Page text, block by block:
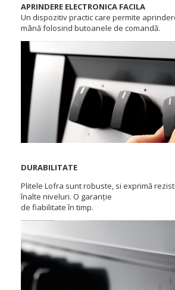
APRINDERE ELECTRONICA FACILA
Un dispozitiv practic care permite
mână folosind butoanele de comandă.
DURABILITATE
Plitele Lofra sunt robuste, si exprimă
înalte niveluri. O garanție
de fiabilitate în timp.